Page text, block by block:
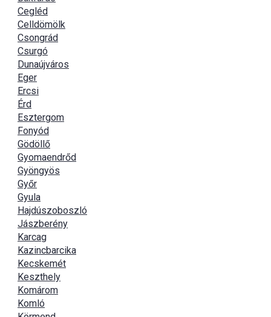
Cegléd
Celldömölk
Csongrád
Csurgó
Dunaújváros
Eger
Ercsi
Érd
Esztergom
Fonyód
Gödöllő
Gyomaendrőd
Gyöngyös
Győr
Gyula
Hajdúszoboszló
Jászberény
Karcag
Kazincbarcika
Kecskemét
Keszthely
Komárom
Komló